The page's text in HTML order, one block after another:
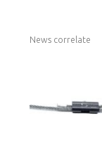
News correlate